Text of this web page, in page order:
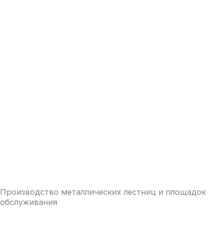
Производство металлических лестниц и площадок
обслуживания